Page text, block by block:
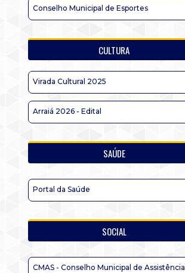
Conselho Municipal de Esportes
CULTURA
Virada Cultural 2025
Arraiá 2026 - Edital
SAÚDE
Portal da Saúde
SOCIAL
CMAS - Conselho Municipal de Assistência